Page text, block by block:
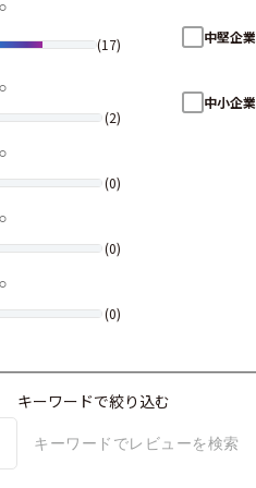
(17)
(2)
(0)
(0)
(0)
中堅企業
中小企業
キーワードで絞り込む